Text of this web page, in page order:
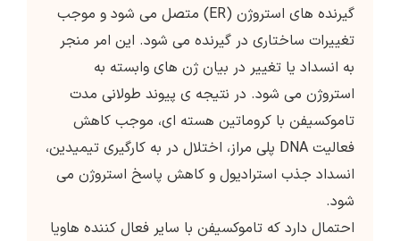
گیرنده های استروژن (ER) متصل می شود و موجب
تغییرات ساختاری در گیرنده می شود. این امر منجر
به انسداد یا تغییر در بیان ژن های وابسته به
استروژن می شود. در نتیجه ی پیوند طولانی مدت
تاموکسیفن با کروماتین هسته ای، موجب کاهش
فعالیت DNA پلی مراز، اختلال در به کارگیری تیمیدین،
انسداد جذب استرادیول و کاهش پاسخ استروژن می
شود.
احتمال دارد که تاموکسیفن با سایر فعال کننده هاویا